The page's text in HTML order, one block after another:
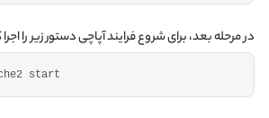
در مرحله بعد، برای شروع فرایند آپاچی دستور زیر را
start